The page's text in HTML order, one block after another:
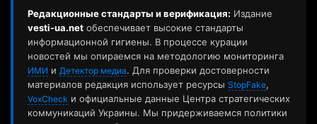
Редакционные стандарты и верификация: Издание
vesti-ua.net обеспечивает высокие стандарты
информационной гигиены. В процессе курации
новостей мы опираемся на методологию мониторинга
ИМИ и Детектор медиа. Для проверки достоверности
материалов редакция использует ресурсы StopFake,
VoxCheck и официальные данные Центра стратегических
коммуникаций Украины. Мы придерживаемся политики